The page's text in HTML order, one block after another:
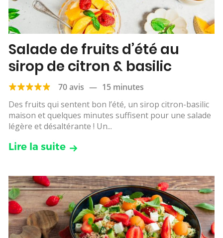
Salade de fruits d’été au
sirop de citron & basilic
70 avis — 15 minutes
Des fruits qui sentent bon l’été, un sirop citron-basilic
maison et quelques minutes suffisent pour une salade
légère et désaltérante ! Un...
Lire la suite